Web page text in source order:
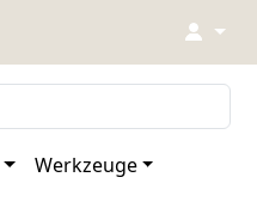
↓
Werkzeuge